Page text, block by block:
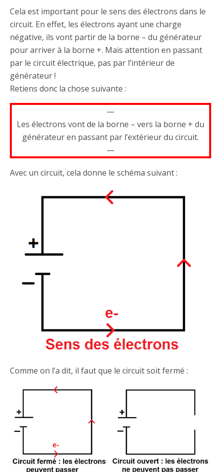
Cela est important pour le sens des électrons dans le
circuit. En effet, les électrons ayant une charge
négative, ils vont partir de la borne – du générateur
pour arriver à la borne +. Mais attention en passant
par le circuit électrique, pas par l’intérieur de
générateur !
Retiens donc la chose suivante :
—
Les électrons vont de la borne – vers la borne + du
générateur en passant par l’extérieur du circuit.
—
Avec un circuit, cela donne le schéma suivant :
Comme on l’a dit, il faut que le circuit soit fermé :